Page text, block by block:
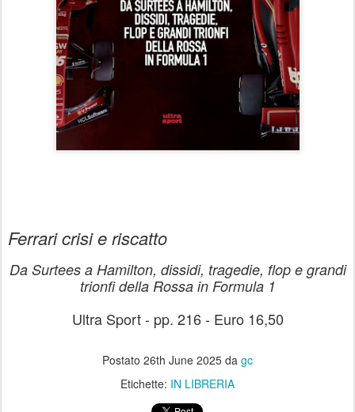
Ferrari crisi e riscatto
Da Surtees a Hamilton, dissidi, tragedie, flop e grandi
trionfi della Rossa in Formula 1
Ultra Sport - pp. 216- Euro 16,50
Postato 26th June 2025 da gc
Etichette: IN LIBRERIA